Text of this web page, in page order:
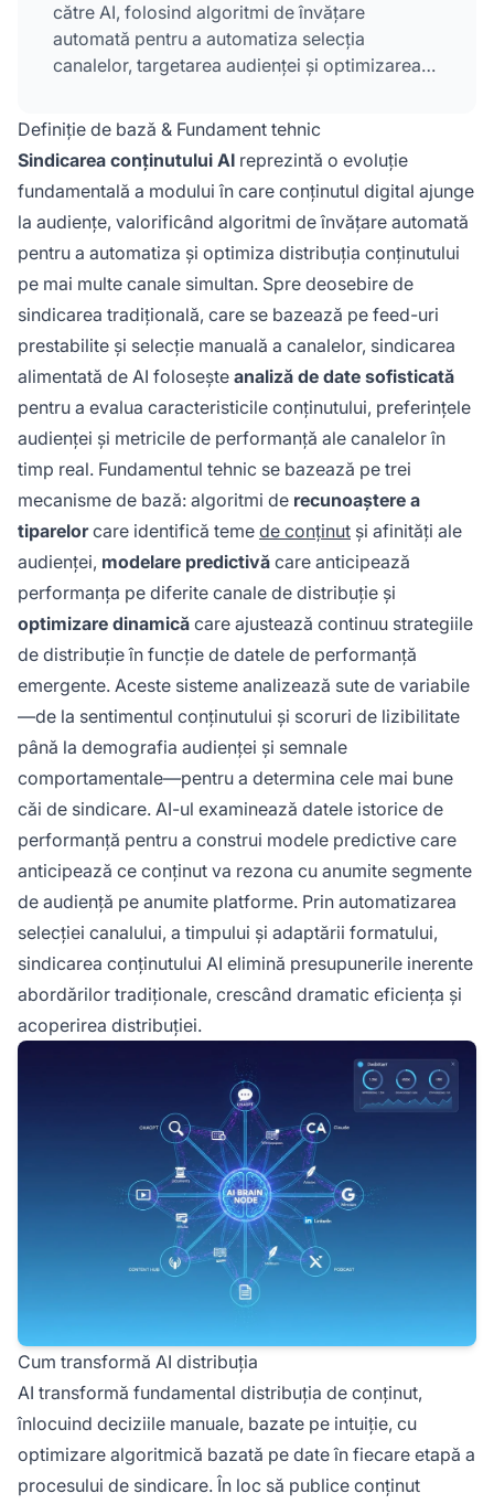
către AI, folosind algoritmi de învățare
automată pentru a automatiza selecția
canalelor, targetarea audienței și optimizarea
pentru a identifica potențiali clienți cu intenție
ridicată și pentru a extinde vizibilitatea
conținutului pe mai multe rețele de distribuție
simultan. Spre deosebire de sindicare
tradițională, abordările alimentate de AI
folosesc analiza datelor în timp real pentru a
optimiza continuu strategiile de distribuție și
pentru a îmbunătăți calitatea lead-urilor.
Această abordare crește semnificativ
acoperirea conținutului, asigurând totodată
apariția conținutului sindicat în răspunsuri
generate de AI și LLM.
Definiție de bază & Fundament tehnic
Sindicarea conținutului AI reprezintă o evoluție
fundamentală a modului în care conținutul digital ajunge
la audiențe, valorificând algoritmi de învățare automată
pentru a automatiza și optimiza distribuția conținutului
pe mai multe canale simultan. Spre deosebire de
sindicarea tradițională, care se bazează pe feed-uri
prestabilite și selecție manuală a canalelor, sindicarea
alimentată de AI folosește analiză de date sofisticată
pentru a evalua caracteristicile conținutului, preferințele
audienței și metricile de performanță ale canalelor în
timp real. Fundamentul tehnic se bazează pe trei
mecanisme de bază: algoritmi de recunoaștere a
tiparelorcare identifică teme de conținut și afinități ale
audienței, modelare predictivă care anticipează
performanța pe diferite canale de distribuție și
optimizare dinamică care ajustează continuu strategiile
de distribuție în funcție de datele de performanță
emergente. Aceste sisteme analizează sute de variabile
—de la sentimentul conținutului și scoruri de lizibilitate
până la demografia audienței și semnale
comportamentale—pentru a determina cele mai bune
căi de sindicare. AI-ul examinează datele istorice de
performanță pentru a construi modele predictive care
anticipează ce conținut va rezona cu anumite segmente
de audiență pe anumite platforme. Prin automatizarea
selecției canalului, a timpului și adaptării formatului,
sindicarea conținutului AI elimină presupunerile inerente
abordărilor tradiționale, crescând dramatic eficiența și
acoperirea distribuției.
Cum transformă AI distribuția
AI transformă fundamental distribuția de conținut,
înlocuind deciziile manuale, bazate pe intuiție, cu
optimizare algoritmică bazată pe date în fiecare etapă a
procesului de sindicare. În loc să publice conținut